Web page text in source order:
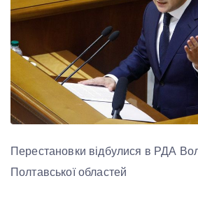
Перестановки відбулися в РДА
Полтавської областей